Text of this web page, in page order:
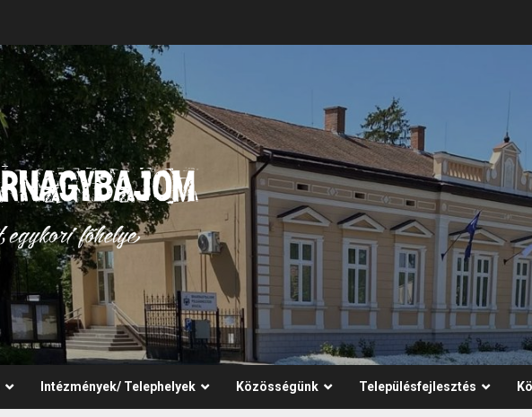
Intézmények/ Telephelyek Közösségünk Településfejlesztés